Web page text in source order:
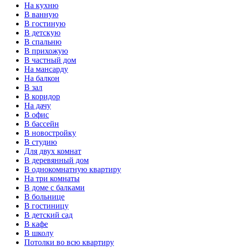
На кухню
В ванную
В гостиную
В детскую
В спальню
В прихожую
В частный дом
На мансарду
На балкон
В зал
В коридор
На дачу
В офис
В бассейн
В новостройку
В студию
Для двух комнат
В деревянный дом
В однокомнатную квартиру
На три комнаты
В доме с балками
В больнице
В гостиницу
В детский сад
В кафе
В школу
Потолки во всю квартиру